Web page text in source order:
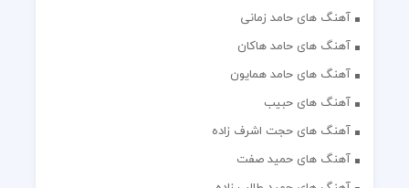
آهنگ های حامد زمانی
آهنگ های حامد هاکان
آهنگ های حامد همایون
آهنگ های حبیب
آهنگ های حجت اشرف زاده
آهنگ های حمید صفت